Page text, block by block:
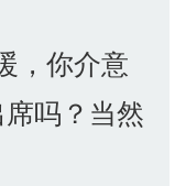
，你介意
吗？当然